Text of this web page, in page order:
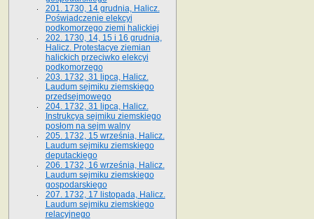
201. 1730, 14 grudnia, Halicz.
Poświadczenie elekcyi
podkomorzego ziemi halickiej
202. 1730, 14, 15 i 16 grudnia,
Halicz. Protestacye ziemian
halickich przeciwko elekcyi
podkomorzego
203. 1732, 31 lipca, Halicz.
Laudum sejmiku ziemskiego
przedsejmowego
204. 1732, 31 lipca, Halicz.
Instrukcya sejmiku ziemskiego
posłom na sejm walny
205. 1732, 15 września, Halicz.
Laudum sejmiku ziemskiego
deputackiego
206. 1732, 16 września, Halicz.
Laudum sejmiku ziemskiego
gospodarskiego
207. 1732, 17 listopada, Halicz.
Laudum sejmiku ziemskiego
relacyjnego